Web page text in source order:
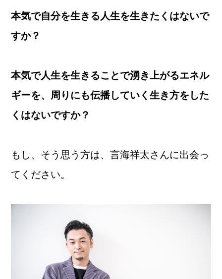
本気で自分を生きる人生を生きたくはないで
すか？
本気で人生を生きることで湧き上がるエネル
ギーを、周りにも伝播していく生き方をした
くはないですか？
もし、そう思う方は、言海祥太さんに出会っ
てください。